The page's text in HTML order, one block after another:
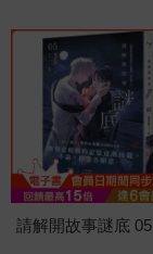
請解開故事謎底 05